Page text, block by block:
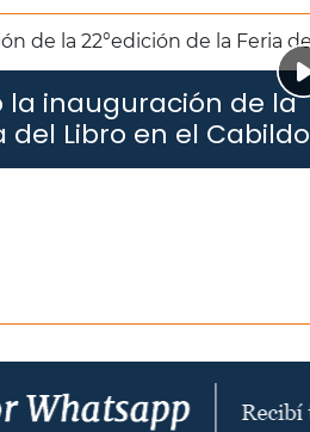
la inauguración de la
del Libro en el Cabildo